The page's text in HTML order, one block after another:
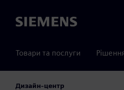
Siemens
Товари та послуги
Дизайн-центр